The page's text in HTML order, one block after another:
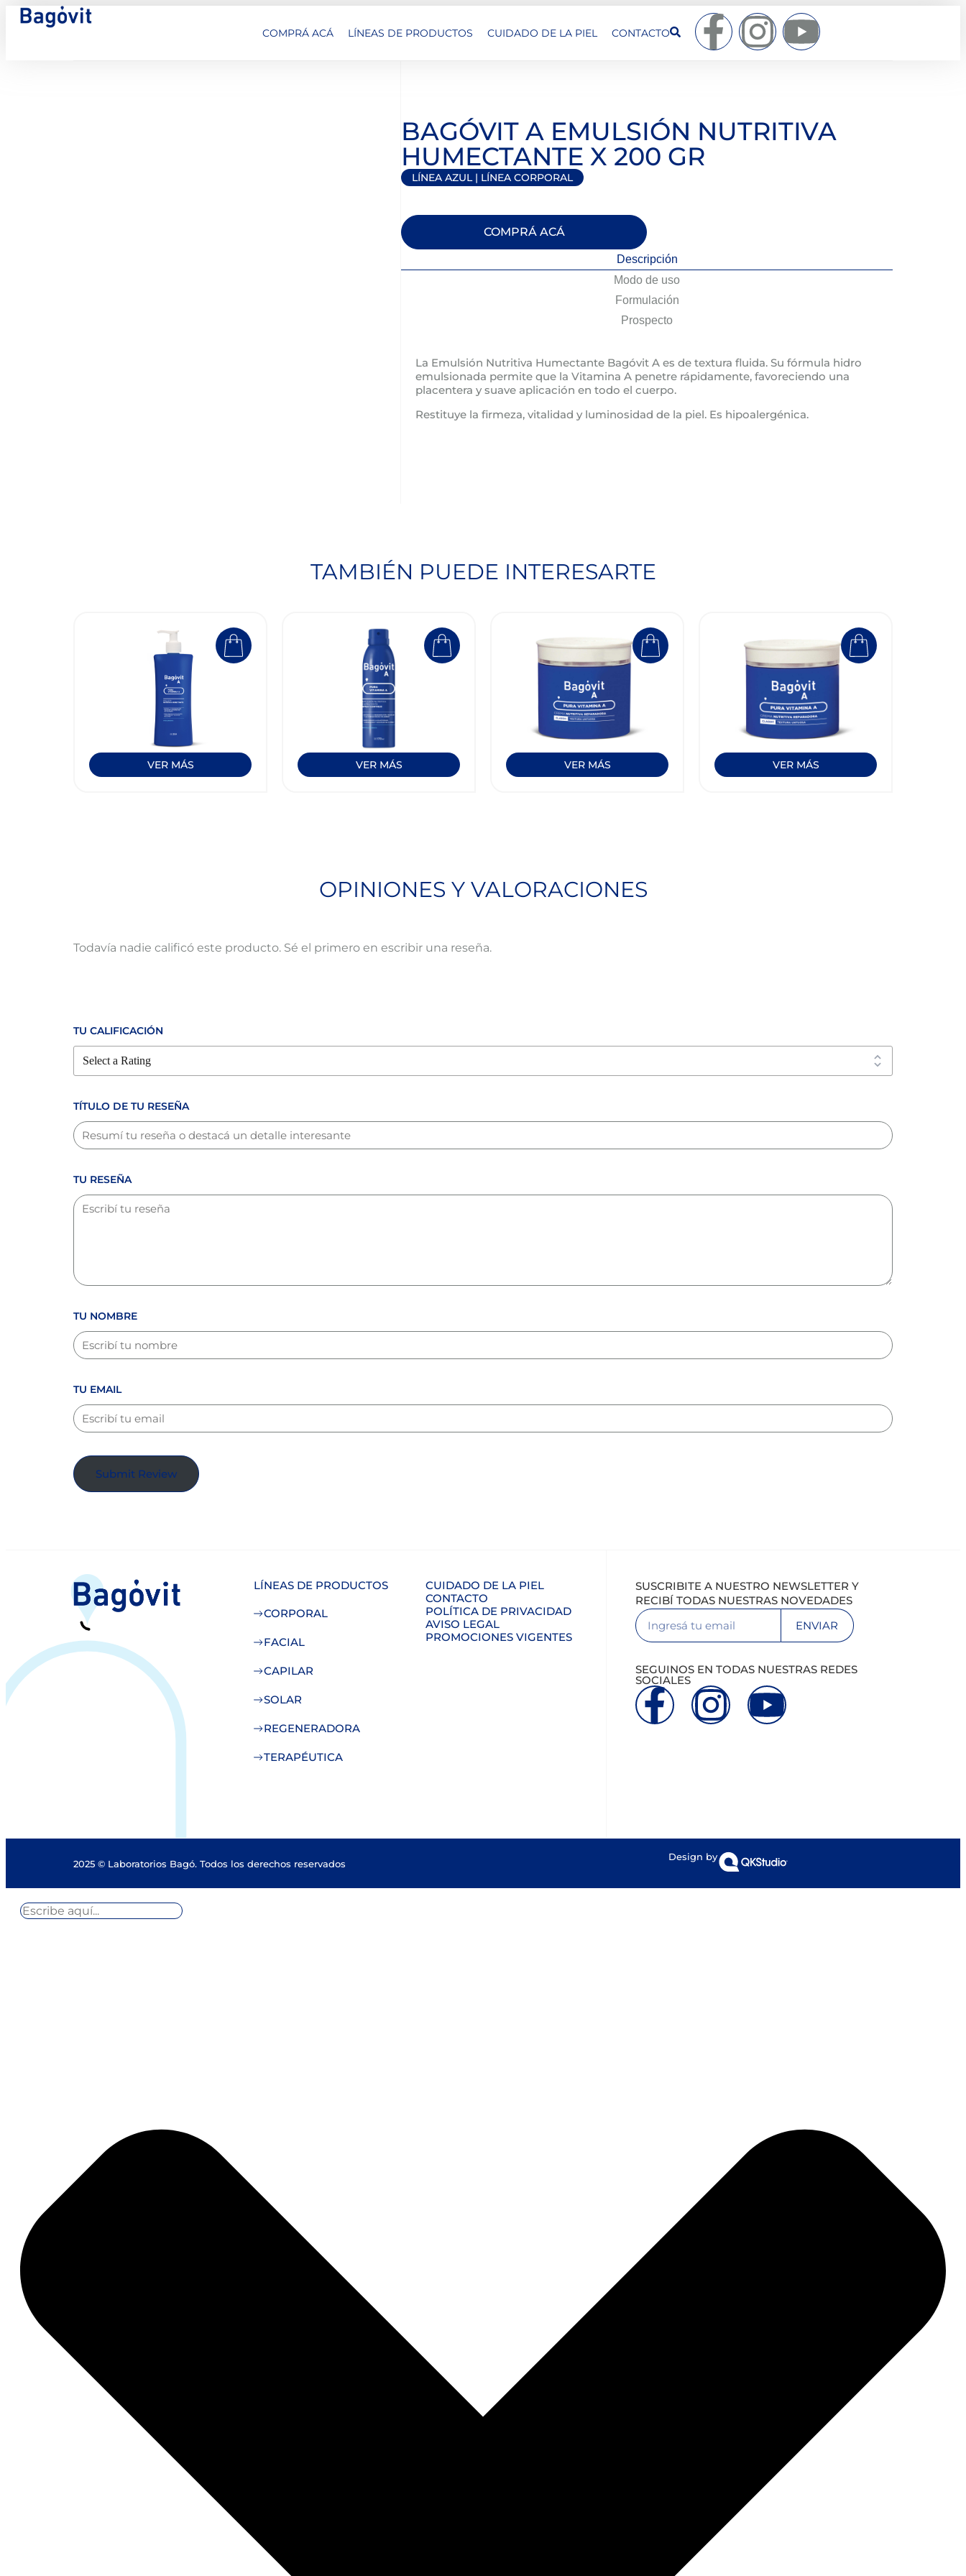
COMPRÁ ACÁ LÍNEAS DE PRODUCTOS CUIDADO DE LA PIEL CONTACTO
BAGÓVIT A EMULSIÓN NUTRITIVA
HUMECTANTE X 200 GR
LÍNEA AZUL| LÍNEA CORPORAL
COMPRÁ ACÁ
Descripción
Modo de uso
Formulación
Prospecto
La Emulsión Nutritiva Humectante Bagóvit A es de textura fluida. Su fórmula hidro
emulsionada permite que la Vitamina A penetre rápidamente, favoreciendo una
placentera y suave aplicación en todo el cuerpo.
Restituye la firmeza, vitalidad y luminosidad de la piel. Es hipoalergénica.
TAMBIÉN PUEDE INTERESARTE
VER MÁS VER MÁS VER MÁS VER MÁS
OPINIONES Y VALORACIONES
Todavía nadie calificó este producto. Sé el primero en escribir una reseña.
TU CALIFICACIÓN
TÍTULO DE TU RESEÑA
TU RESEÑA
TU NOMBRE
TU EMAIL
Submit Review
LÍNEAS DE PRODUCTOS
CORPORAL
FACIAL
CAPILAR
SOLAR
REGENERADORA
TERAPÉUTICA
CUIDADO DE LA PIEL
CONTACTO
POLÍTICA DE PRIVACIDAD
AVISO LEGAL
PROMOCIONES VIGENTES
SUSCRIBITE A NUESTRO NEWSLETTER Y
RECIBÍ TODAS NUESTRAS NOVEDADES
ENVIAR
SEGUINOS EN TODAS NUESTRAS REDES
SOCIALES
2025 © Laboratorios Bagó. Todos los derechos reservados
Design by